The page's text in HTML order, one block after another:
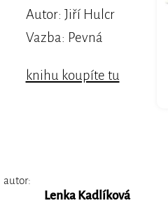
Autor: Jiří Hulcr
Vazba: Pevná
knihu koupíte tu
autor:
Lenka Kadlíková